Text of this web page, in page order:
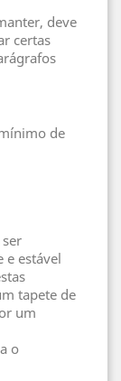
deve
certas
de
e estável
tapete de
um
o